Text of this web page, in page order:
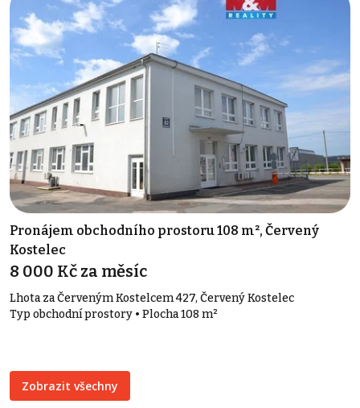
Pronájem obchodního prostoru 108 m², Červený
Kostelec
8 000 Kč za měsíc
Lhota za Červeným Kostelcem 427, Červený Kostelec
Typ obchodní prostory • Plocha 108 m²
Zobrazit všechny